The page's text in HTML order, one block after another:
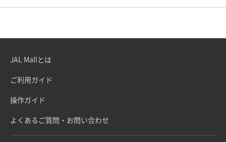
JAL Mallとは
ご利用ガイド
操作ガイド
よくあるご質問・お問い合わせ